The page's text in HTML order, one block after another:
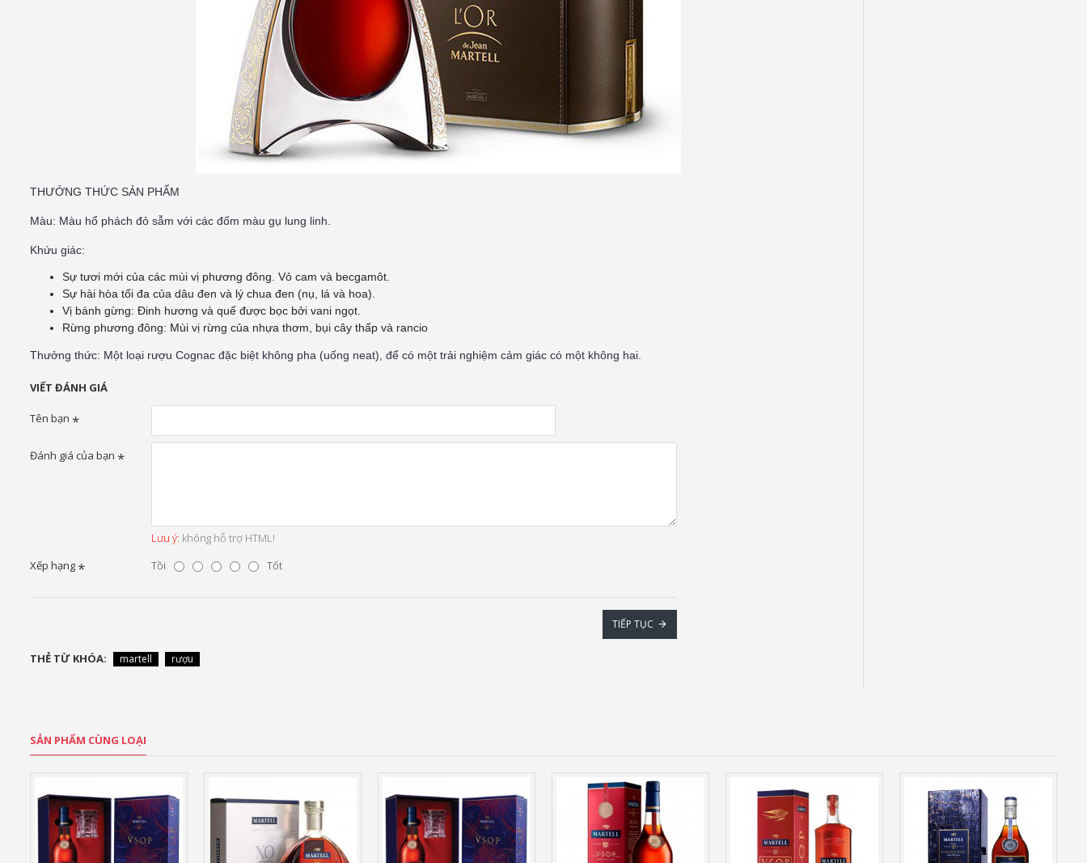
THƯỞNG THỨC SẢN PHẨM
Màu: Màu hổ phách đỏ sẫm với các đốm màu gụ lung linh.
Khứu giác:
Sự tươi mới của các mùi vị phương đông. Vỏ cam và becgamôt.
Sự hài hòa tối đa của dâu đen và lý chua đen (nụ, lá và hoa).
Vị bánh gừng: Đinh hương và quế được bọc bởi vani ngọt.
Rừng phương đông: Mùi vị rừng của nhựa thơm, bụi cây thấp và rancio
Thưởng thức: Một loại rượu Cognac đặc biệt không pha (uống neat), để có một trải nghiệm cảm giác có một không hai.
VIẾT ĐÁNH GIÁ
Tên bạn
Đánh giá của bạn
Lưu ý: không hỗ trợ HTML!
Xếp hạng
Tồi Tốt
TIẾP TỤC
THẺ TỪ KHÓA: martell rượu
SẢN PHẨM CÙNG LOẠI